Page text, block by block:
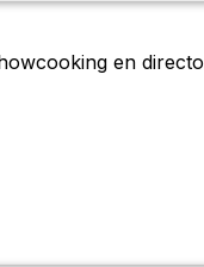
en directo